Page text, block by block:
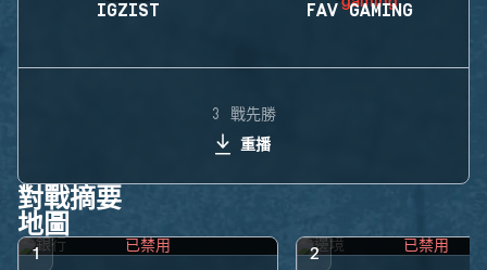
IGZIST FAV GAMING
3 戰先勝
重播
對戰摘要
地圖
1 已禁用 2 已禁用